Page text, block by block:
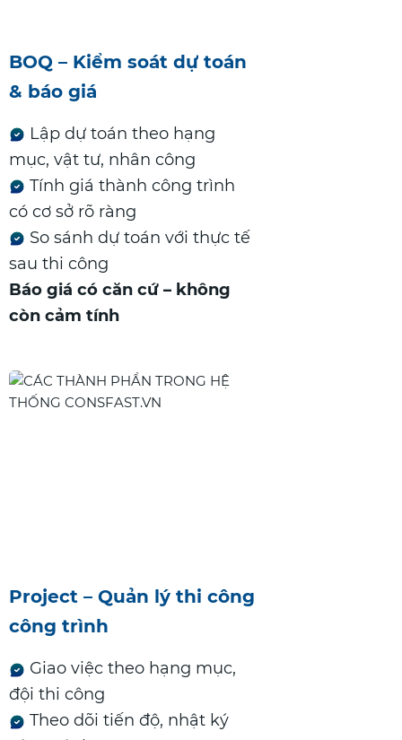
BOQ – Kiểm soát dự toán
& báo giá
Lập dự toán theo hạng
mục, vật tư, nhân công
Tính giá thành công trình
có cơ sở rõ ràng
So sánh dự toán với thực tế
sau thi công
Báo giá có căn cứ – không
còn cảm tính
Project – Quản lý thi công
công trình
Giao việc theo hạng mục,
đội thi công
Theo dõi tiến độ, nhật ký